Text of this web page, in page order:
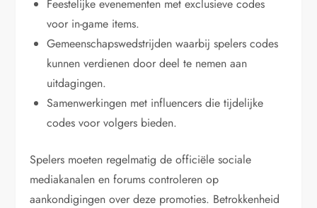
Feestelijke evenementen met exclusieve codes
voor in-game items.
Gemeenschapswedstrijden waarbij spelers codes
kunnen verdienen door deel te nemen aan
uitdagingen.
Samenwerkingen met influencers die tijdelijke
codes voor volgers bieden.
Spelers moeten regelmatig de officiële sociale
mediakanalen en forums controleren op
aankondigingen over deze promoties. Betrokkenheid